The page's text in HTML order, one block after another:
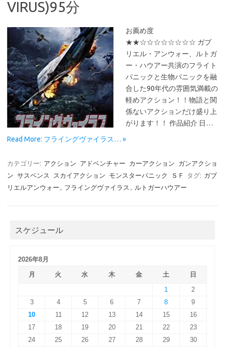
VIRUS)95分
お薦め度
★★☆☆☆☆☆☆☆☆ ガブ
リエル・アンウォー、ルトガ
ー・ハウアー共演のフライト
パニックと生物パニックを融
合した90年代の雰囲気満載の
軽めアクション！！物語と関
係ないアクションだけ盛り上
がります！！ 作品紹介 日…
Read More: フライングヴァイラス… »
カテゴリー: アクション アドベンチャー カーアクション
ガンアクショ
ン サスペンス スカイアクション モンスターパニック ＳＦ タグ: ガブ
リエルアンウォー , フライングヴァイラス , ルトガーハウアー
スケジュール
2026年8月
月
火 水 木 金 土
日
1
2
3
4 5 6 7 8
9
10
11 12 13 14 15
16
17
18 19 20 21 22
23
24
25 26 27 28 29
30